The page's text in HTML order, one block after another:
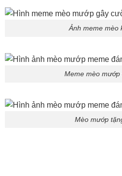
Ảnh meme mèo
Meme mèo mướp
Mèo mướp